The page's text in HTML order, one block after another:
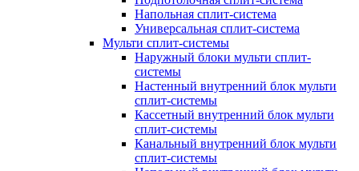
Напольная сплит-система
Универсальная сплит-система
Мульти сплит-системы
Наружный блоки мульти сплит-
системы
Настенный внутренний блок мульти
сплит-системы
Кассетный внутренний блок мульти
сплит-системы
Канальный внутренний блок мульти
сплит-системы